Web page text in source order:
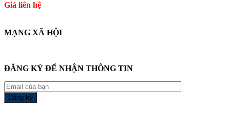
Giá liên hệ
MẠNG XÃ HỘI
ĐĂNG KÝ ĐỂ NHẬN THÔNG TIN